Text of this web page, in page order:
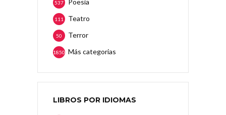
Poesía
537
Teatro
111
Terror
50
Más categorias
1850
LIBROS POR IDIOMAS